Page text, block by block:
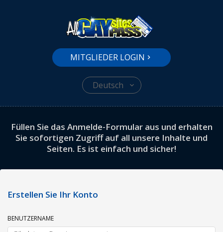
Deutsch
MITGLIEDER LOGIN
Füllen Sie das Anmelde-Formular aus und erhalten
Sie sofortigen Zugriff auf all unsere Inhalte und
Seiten. Es ist einfach und sicher!
Erstellen Sie Ihr Konto
BENUTZERNAME